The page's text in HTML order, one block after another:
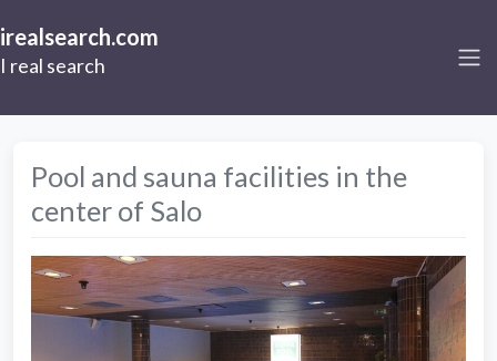
irealsearch.com
I real search
Pool and sauna facilities in the
center of Salo